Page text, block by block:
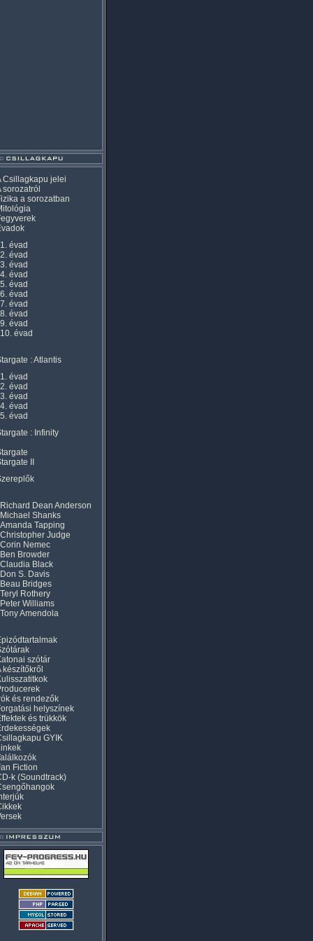
Csillagkapu jelei
sorozatról
a sorozatban
1. évad
2. évad
3. évad
4. évad
5. évad
6. évad
7. évad
8. évad
9. évad
10. évad
: Atlantis
1. évad
2. évad
3. évad
4. évad
5. évad
: Infinity
II
Richard Dean Anderson
Michael Shanks
Amanda Tapping
Christopher Judge
Corin Nemec
Ben Browder
Claudia Black
Don S. Davis
Beau Bridges
Teryl Rothery
Peter Williams
Tony Amendola
szótár
készítőkről
és rendezők
helyszínek
és trükkök
GYIK
Fiction
k (Soundtrack)